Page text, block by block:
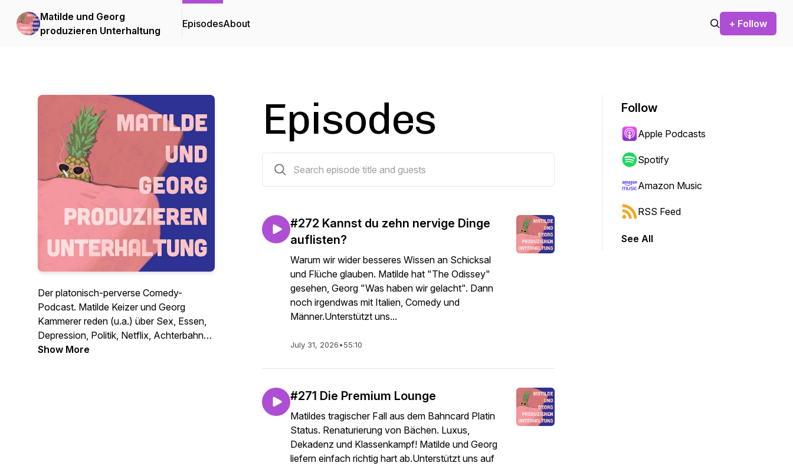
Matilde und Georg
produzieren Unterhaltung
EpisodesAbout + Follow
Der platonisch-perverse Comedy-
Podcast. Matilde Keizer und Georg
Kammerer reden (u.a.) über Sex, Essen,
Depression, Politik, Netflix, Achterbahnen
und Schwimmen. In der Regel lustig.
Show More
Episodes
#272 Kannst du zehn nervige Dinge
auflisten?
Warum wir wider besseres Wissen an Schicksal
und Flüche glauben. Matilde hat "The Odissey"
gesehen, Georg "Was haben wir gelacht". Dann
noch irgendwas mit Italien, Comedy und
Männer.Unterstützt uns...
July 31, 2026•55:10
#271 Die Premium Lounge
Matildes tragischer Fall aus dem Bahncard Platin
Status. Renaturierung von Bächen. Luxus,
Dekadenz und Klassenkampf! Matilde und Georg
liefern einfach richtig hart ab.Unterstützt uns auf
Follow
Apple Podcasts
Spotify
Amazon Music
RSS Feed
See All